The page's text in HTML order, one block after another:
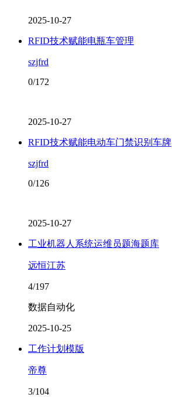
2025-10-27
RFID技术赋能电瓶车管理
szjfrd
0/172
2025-10-27
RFID技术赋能电动车门禁识别车牌
szjfrd
0/126
2025-10-27
工业机器人系统运维员题海题库
远恒江苏
4/197
数据自动化
2025-10-25
工作计划模版
帝尊
3/104